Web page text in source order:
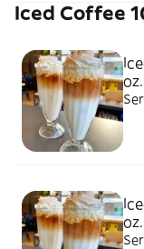
Iced Coffee